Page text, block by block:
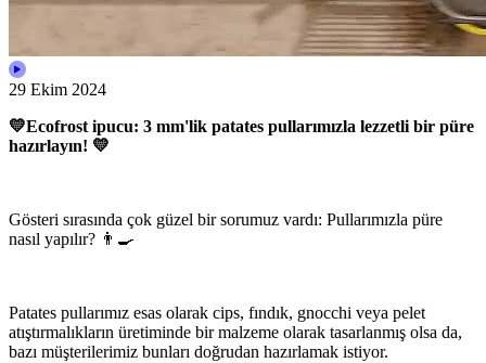
29 Ekim 2024
💛Ecofrost ipucu: 3 mm'lik patates pullarımızla lezzetli bir püre
hazırlayın! 💛
Gösteri sırasında çok güzel bir sorumuz vardı: Pullarımızla püre
nasıl yapılır? 👨‍🍳
Patates pullarımız esas olarak cips, fındık, gnocchi veya pelet
atıştırmalıkların üretiminde bir malzeme olarak tasarlanmış olsa da,
bazı müşterilerimiz bunları doğrudan hazırlamak istiyor.